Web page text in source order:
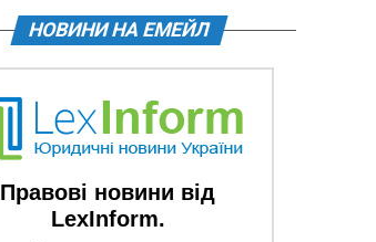
НОВИНИ НА ЕМЕЙЛ
Правові новини від
LexInform.